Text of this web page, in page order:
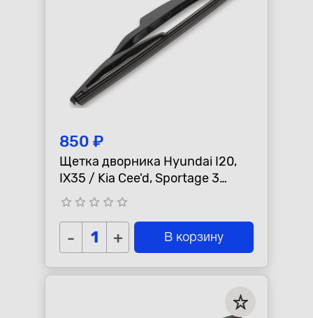
850 ₽
Щетка дворника Hyundai I20,
IX35 / Kia Cee'd, Sportage 3
"Bosch" задняя H312
star_border star_border star_border star_border star_border
- + В корзину